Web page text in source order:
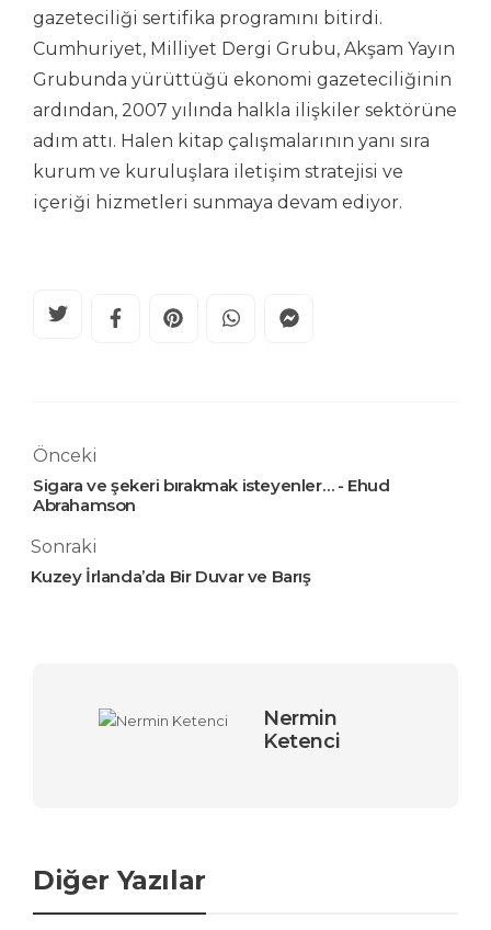
gazeteciliği sertifika programını bitirdi.
Cumhuriyet, Milliyet Dergi Grubu, Akşam Yayın
Grubunda yürüttüğü ekonomi gazeteciliğinin
ardından, 2007 yılında halkla ilişkiler sektörüne
adım attı. Halen kitap çalışmalarının yanı sıra
kurum ve kuruluşlara iletişim stratejisi ve
içeriği hizmetleri sunmaya devam ediyor.
Önceki
Sigara ve şekeri bırakmak isteyenler… - Ehud
Abrahamson
Sonraki
Kuzey İrlanda’da Bir Duvar ve Barış
Nermin
Ketenci
Diğer Yazılar